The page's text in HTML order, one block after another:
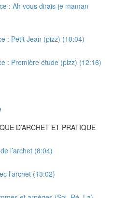
: Ah vous dirais-je maman
: Petit Jean (pizz) (10:04)
: Première étude (pizz) (12:16)
D’ARCHET ET PRATIQUE
l’archet (8:04)
l’archet (13:02)